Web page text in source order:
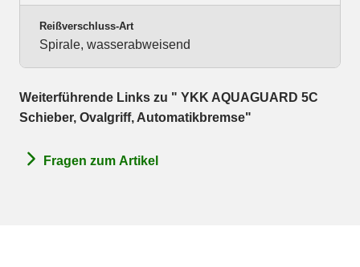
Reißverschluss-Art
Spirale, wasserabweisend
Weiterführende Links zu " YKK AQUAGUARD 5C
Schieber, Ovalgriff, Automatikbremse"
Fragen zum Artikel